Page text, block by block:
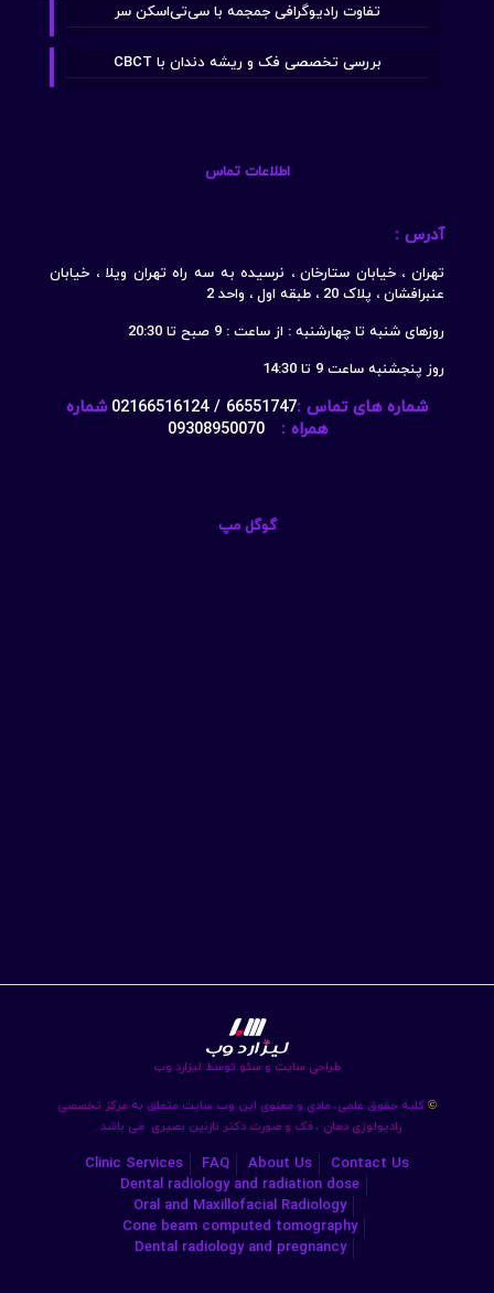
تفاوت رادیوگرافی جمجمه با سی‌تی‌اسکن سر
بررسی تخصصی فک و ریشه دندان با CBCT
اطلاعات تماس
آدرس :
تهران ، خیابان ستارخان ، نرسیده به سه راه تهران ویلا ، خیابان
عنبرافشان ، پلاک 20 ، طبقه اول ، واحد 2
روزهای شنبه تا چهارشنبه : از ساعت : 9 صبح تا 20:30
روز پنجشنبه ساعت 9 تا 14:30
شماره های تماس :66551747 / 02166516124
شماره
همراه :
09308950070
گوگل مپ
طراحی سایت و سئو توسط لیزارد وب
© کلیه حقوق علمی، مادی و معنوی این وب سایت متعلق به مرکز تخصصی
رادیولوژی دهان ، فک و صورت دکتر نازنین بصیری می باشد .
Contact Us
About Us
FAQ
Clinic Services
Dental radiology and radiation dose
Oral and Maxillofacial Radiology
Cone beam computed tomography
Dental radiology and pregnancy